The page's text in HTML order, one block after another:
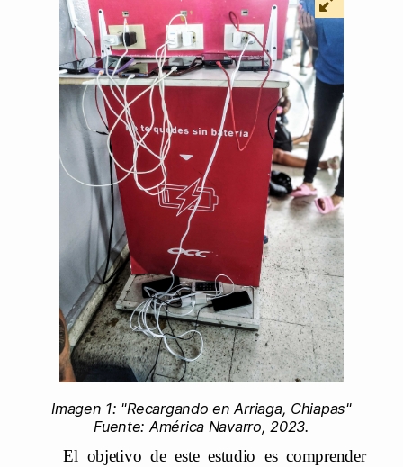
Imagen 1: "Recargando en Arriaga, Chiapas"
Fuente: América Navarro, 2023.
El objetivo de este estudio es comprender